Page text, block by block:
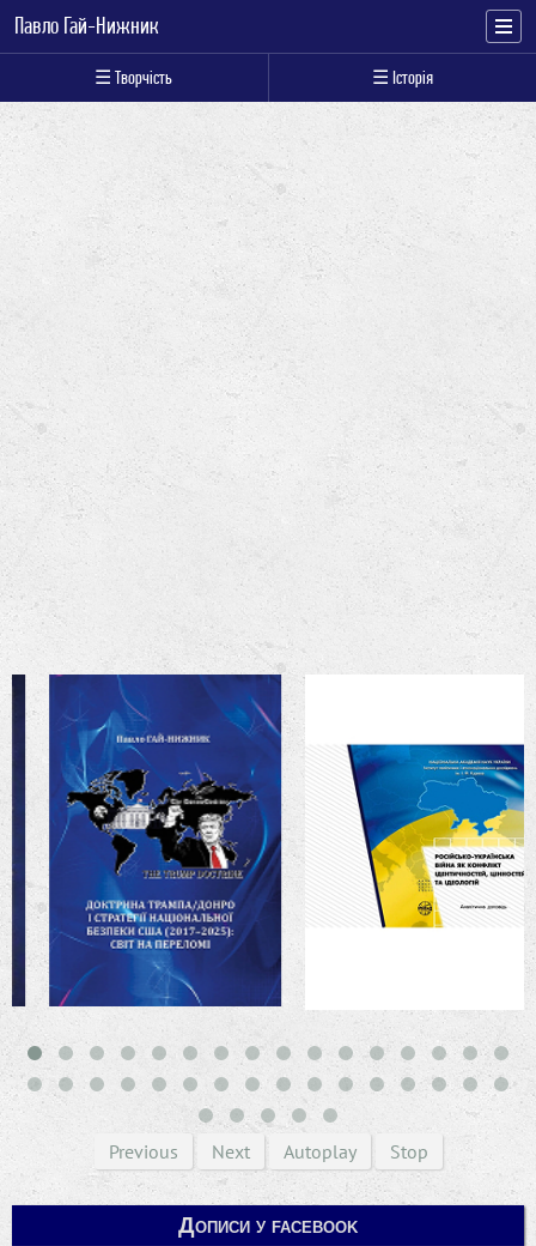
Павло Гай-Нижник
☰ Творчість ☰ Історія
Previous Next Autoplay Stop
Дописи у facebook